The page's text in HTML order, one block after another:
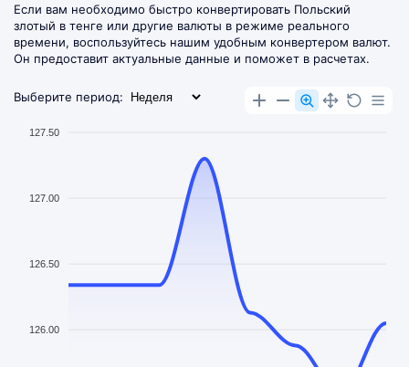
Если вам необходимо быстро конвертировать Польский
злотый в тенге или другие валюты в режиме реального
времени, воспользуйтесь нашим удобным конвертером валют.
Он предоставит актуальные данные и поможет в расчетах.
Выберите период:
127.50
127.00
126.50
126.00